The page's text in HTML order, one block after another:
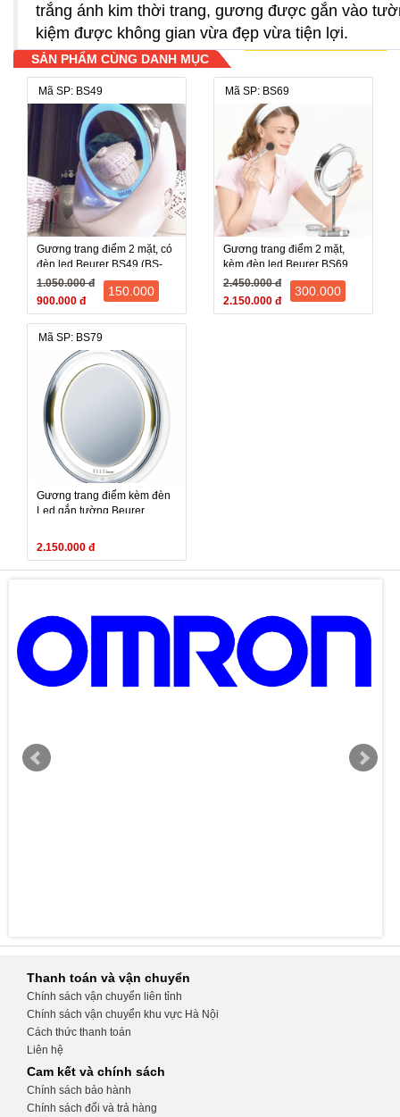
trắng ánh kim thời trang, gương được gắn vào
kiệm được không gian vừa đẹp vừa tiện lợi.
SẢN PHẨM CÙNG DANH MỤC
Mã SP: BS49
Gương trang điểm 2 mặt, có
đèn led Beurer BS49 (BS-
49, BS 49) - Đức
1.050.000 đ
900.000 đ
150.000
Mã SP: BS69
Gương trang điểm 2 mặt,
kèm đèn led Beurer BS69
(BS-69, BS 69) - Đức
2.450.000 đ
2.150.000 đ
300.000
Mã SP: BS79
Gương trang điểm kèm đèn
Led gắn tường Beurer
2.150.000 đ
Thanh toán và vận chuyển
Chính sách vận chuyển liên tỉnh
Chính sách vận chuyển khu vực Hà Nội
Cách thức thanh toán
Liên hệ
Cam kết và chính sách
Chính sách bảo hành
Chính sách đổi và trả hàng